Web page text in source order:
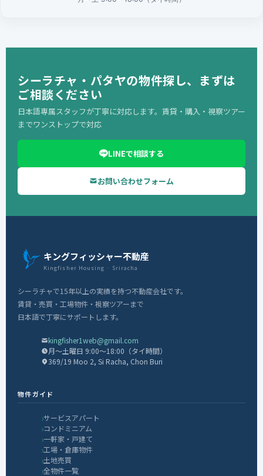
シーラチャ・パタヤの物件探し、まずは
ご相談ください
日本語専属スタッフが丁寧に対応します。賃貸・購入・視察ツアー
までワンストップで対応
LINEで相談する
お問い合わせフォーム
キングフィッシャー不動産
Kingfisher Housing · Sriracha
シーラチャで15年以上の実績を持つ不動産会社です。
賃貸・売買・工場物件・視察ツアーまで
日本語で丁寧にサポートします。
kingfisher1web@gmail.com
月〜土曜日 9:00〜18:00（タイ時間）
369/19 Moo 2, Si Racha, Chon Buri
物件ガイド
サービスアパート
コンドミニアム
一軒家・戸建て
工場・倉庫物件
土地売買
全物件一覧